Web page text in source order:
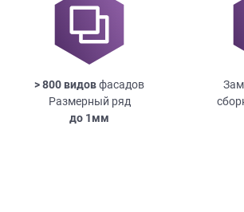
> 800 видовфасадов
Размерный ряд
до 1мм